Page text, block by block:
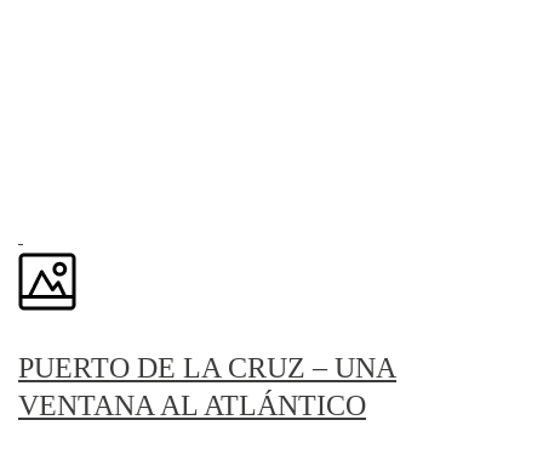
PUERTO DE LA CRUZ – UNA
VENTANA AL ATLÁNTICO